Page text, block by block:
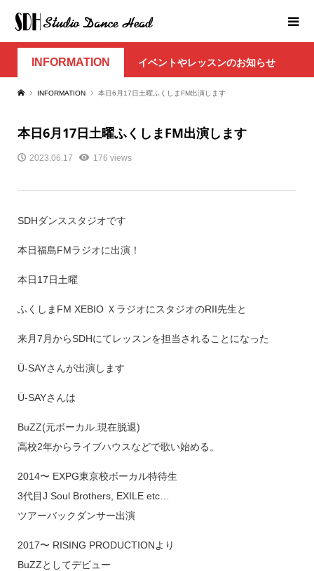
INFORMATION イベントやレッスンのお知らせ
INFORMATION 本日6月17日土曜ふくしまFM出演します
本日6月17日土曜ふくしまFM出演します
2023.06.17 176 views
SDHダンススタジオです
本日福島FMラジオに出演！
本日17日土曜
ふくしまFM XEBIO ＸラジオにスタジオのRII先生と
来月7月からSDHにてレッスンを担当されることになった
Ü-SAYさんが出演します
Ü-SAYさんは
BuZZ(元ボーカル.現在脱退)
高校2年からライブハウスなどで歌い始める。
2014〜 EXPG東京校ボーカル特待生
3代目J Soul Brothers, EXILE etc…
ツアーバックダンサー出演
2017〜 RISING PRODUCTIONより
BuZZとしてデビュー